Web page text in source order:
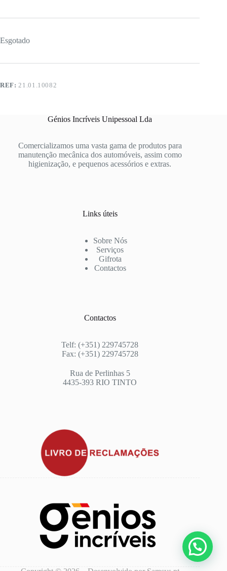
Esgotado
REF: 21.01.10082
Génios Incríveis Unipessoal Lda
Comercializamos uma vasta gama de produtos para
manutenção mecânica dos automóveis, assim como
higienização, e pequenos acessórios e extras.
Links úteis
Sobre Nós
Serviços
Gifrota
Contactos
Contactos
Telf: (+351) 229745728
Fax: (+351) 229745728
Rua de Perlinhas 5
4435-393 RIO TINTO